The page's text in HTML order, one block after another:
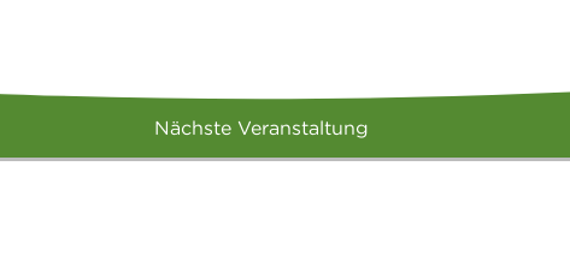
Nächste Veranstaltung